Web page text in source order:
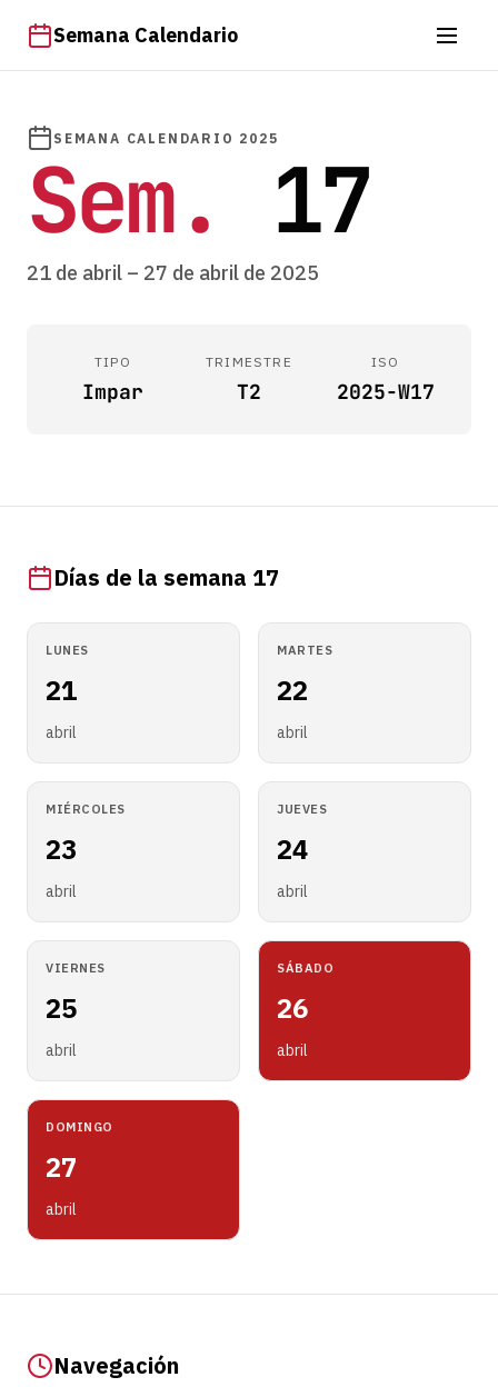
Semana Calendario
SEMANA CALENDARIO 2025
Sem. 17
21 de abril – 27 de abril de 2025
TIPO
Impar
TRIMESTRE
T2
ISO
2025-W17
Días de la semana 17
LUNES
21
abril
MARTES
22
abril
MIÉRCOLES
23
abril
JUEVES
24
abril
VIERNES
25
abril
SÁBADO
26
abril
DOMINGO
27
abril
Navegación